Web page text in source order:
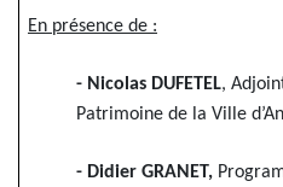
En présence de :
- Nicolas DUFETEL,
Patrimoine de la Ville
- Didier GRANET,